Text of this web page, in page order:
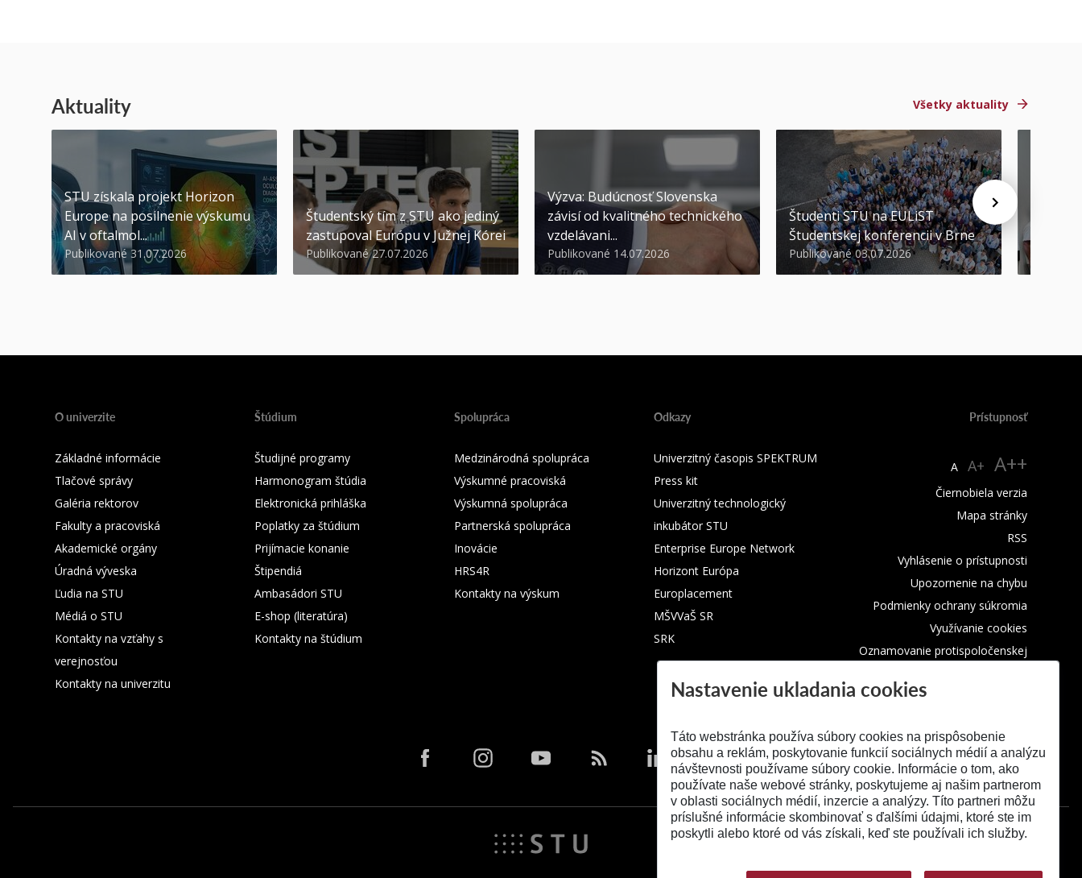
Aktuality Všetky aktuality
STU získala projekt Horizon
Europe na posilnenie výskumu
AI v oftalmol...
Publikované 31.07.2026
Študentský tím z STU ako jediný
zastupoval Európu v Južnej Kórei
Publikované 27.07.2026
Výzva: Budúcnosť Slovenska
závisí od kvalitného technického
vzdelávani...
Publikované 14.07.2026
Študenti STU na EULiST
Študentskej konferencii v Brne
Publikované 03.07.2026
O univerzite
Základné informácie
Tlačové správy
Galéria rektorov
Fakulty a pracoviská
Akademické orgány
Úradná výveska
Ľudia na STU
Médiá o STU
Kontakty na vzťahy s
verejnosťou
Kontakty na univerzitu
Štúdium
Študijné programy
Harmonogram štúdia
Elektronická prihláška
Poplatky za štúdium
Prijímacie konanie
Štipendiá
Ambasádori STU
E-shop (literatúra)
Kontakty na štúdium
Spolupráca
Medzinárodná spolupráca
Výskumné pracoviská
Výskumná spolupráca
Partnerská spolupráca
Inovácie
HRS4R
Kontakty na výskum
Odkazy
Univerzitný časopis SPEKTRUM
Press kit
Univerzitný technologický
inkubátor STU
Enterprise Europe Network
Horizont Európa
Europlacement
MŠVVaŠ SR
SRK
Prístupnosť
A A+ A++
Čiernobiela verzia
Mapa stránky
RSS
Vyhlásenie o prístupnosti
Upozornenie na chybu
Podmienky ochrany súkromia
Využívanie cookies
Oznamovanie protispoločenskej
Nastavenie ukladania cookies
Táto webstránka používa súbory cookies na prispôsobenie
obsahu a reklám, poskytovanie funkcií sociálnych médií a analýzu
návštevnosti používame súbory cookie. Informácie o tom, ako
používate naše webové stránky, poskytujeme aj našim partnerom
v oblasti sociálnych médií, inzercie a analýzy. Títo partneri môžu
príslušné informácie skombinovať s ďalšími údajmi, ktoré ste im
poskytli alebo ktoré od vás získali, keď ste používali ich služby.